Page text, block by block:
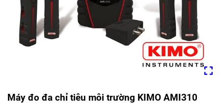
Máy đo đa chỉ tiêu môi trường KIMO AMI310